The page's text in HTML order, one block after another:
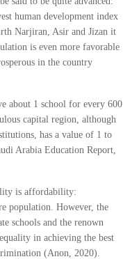
human development index
Narjiran, Asir and Jizan it
is even more favorable
in the country
about 1 school for every 600
capital region, although
has a value of 1 to
Arabia Education Report,
is affordability:
population. However, the
schools and the renown
in achieving the best
(Anon, 2020).